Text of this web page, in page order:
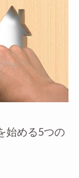
始める5つの